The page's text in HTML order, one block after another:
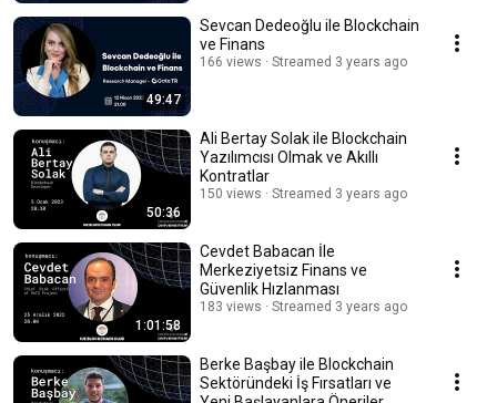
49:47
Sevcan Dedeoğlu ile Blockchain
ve Finans
166 views Streamed 3 years ago
50:36
Ali Bertay Solak ile Blockchain
Yazılımcısı Olmak ve Akıllı
Kontratlar
150 views Streamed 3 years ago
1:01:58
Cevdet Babacan İle
Merkeziyetsiz Finans ve
Güvenlik Hızlanması
183 views Streamed 3 years ago
Berke Başbay ile Blockchain
Sektöründeki İş Fırsatları ve